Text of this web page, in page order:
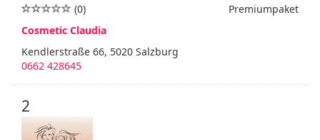
Premiumpaket
(0)
Cosmetic Claudia
Kendlerstraße 66, 5020 Salzburg
0662 428645
2